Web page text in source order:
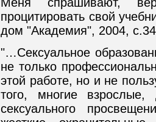
процитировать свой
дом "Академия", 2004,
"…Cексуальное
не только
этой работе, но и не
того, многие взрослые,
сексуального